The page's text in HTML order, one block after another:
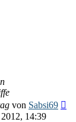
von Sabsi69
14:39